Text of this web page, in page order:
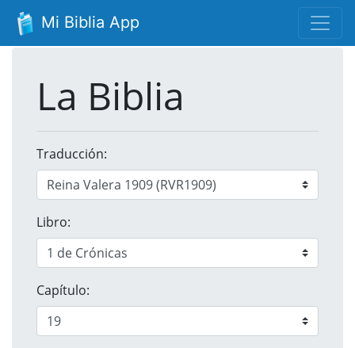
Mi Biblia App
La Biblia
Traducción:
Libro:
Capítulo: